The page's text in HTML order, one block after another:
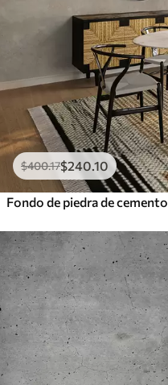
$400.17$240 .10
Fondo de piedra de cemento